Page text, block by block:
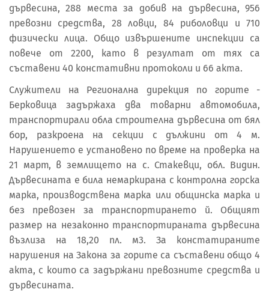
дървесина, 288 места за добив на дървесина, 956
превозни средства, 28 ловци, 84 риболовци и 710
физически лица. Общо извършените инспекции са
повече от 2200, като в резултат от тях са
съставени 40 констативни протоколи и 66 акта.
Служители на Регионална дирекция по горите -
Берковица задържаха два товарни автомобила,
транспортирали обла строителна дървесина от бял
бор, разкроена на секции с дължини от 4 м.
Нарушението е установено по време на проверка на
21 март, в землището на с. Стакевци, обл. Видин.
Дървесината е била немаркирана с контролна горска
марка, производствена марка или общинска марка и
без превозен за транспортирането й. Общият
размер на незаконно транспортираната дървесина
възлиза на 18,20 пл. м3. За констатираните
нарушения на Закона за горите са съставени общо 4
акта, с които са задържани превозните средства и
дървесината.